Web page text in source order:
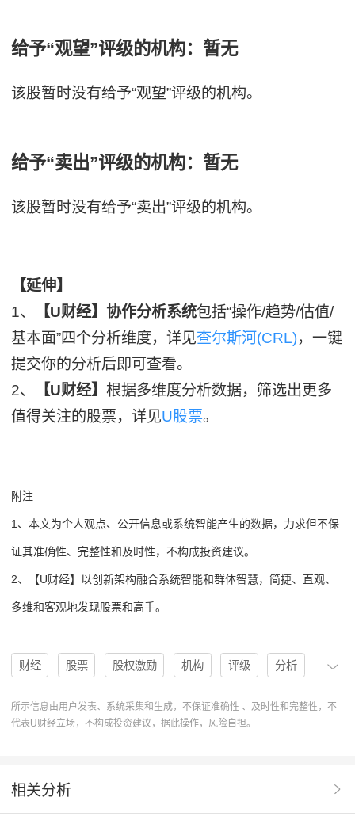
给予“观望”评级的机构：暂无
该股暂时没有给予“观望”评级的机构。
给予“卖出”评级的机构：暂无
该股暂时没有给予“卖出”评级的机构。
【延伸】
1、
【U财经】协作分析系统包括“操作/趋势/估值/
基本面”四个分析维度，详见查尔斯河(CRL)，一键
提交你的分析后即可查看。
2、
【U财经】根据多维度分析数据，筛选出更多
值得关注的股票，详见U股票。
附注
1、本文为个人观点、公开信息或系统智能产生的数据，力求但不保
证其准确性、完整性和及时性，不构成投资建议。
2、【U财经】以创新架构融合系统智能和群体智慧，简捷、直观、
多维和客观地发现股票和高手。
财经 股票 股权激励 机构 评级 分析
投资建议 买入 买入评级 查尔斯河 U股票
卢克塞尔戈特LukeSergott
所示信息由用户发表、系统采集和生成，不保证准确性 、及时性和完整性，不
代表U财经立场，不构成投资建议，据此操作，风险自担。
相关分析